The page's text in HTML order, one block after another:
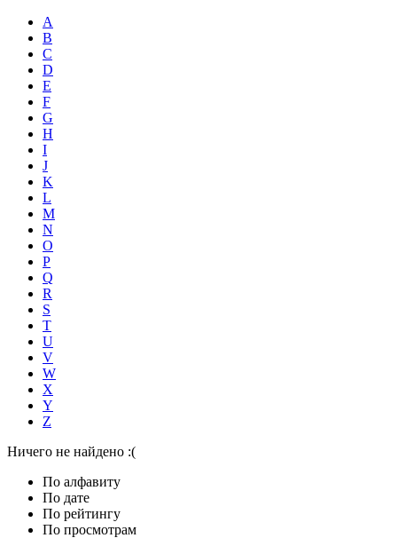
A
B
C
D
E
F
G
H
I
J
K
L
M
N
O
P
Q
R
S
T
U
V
W
X
Y
Z
Ничего не найдено :(
По алфавиту
По дате
По рейтингу
По просмотрам